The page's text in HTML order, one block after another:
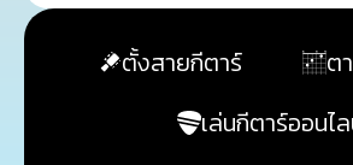
ตั้งสายกีตาร์
ต
เล่นกีตาร์ออนไ